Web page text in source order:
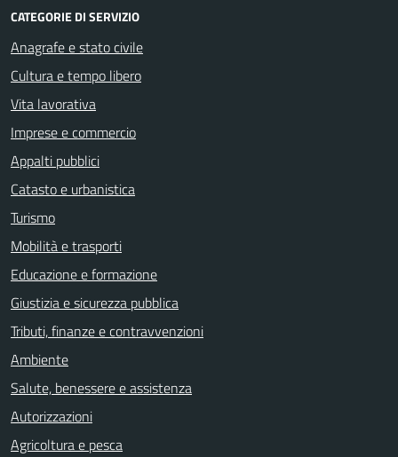
CATEGORIE DI SERVIZIO
Anagrafe e stato civile
Cultura e tempo libero
Vita lavorativa
Imprese e commercio
Appalti pubblici
Catasto e urbanistica
Turismo
Mobilità e trasporti
Educazione e formazione
Giustizia e sicurezza pubblica
Tributi, finanze e contravvenzioni
Ambiente
Salute, benessere e assistenza
Autorizzazioni
Agricoltura e pesca